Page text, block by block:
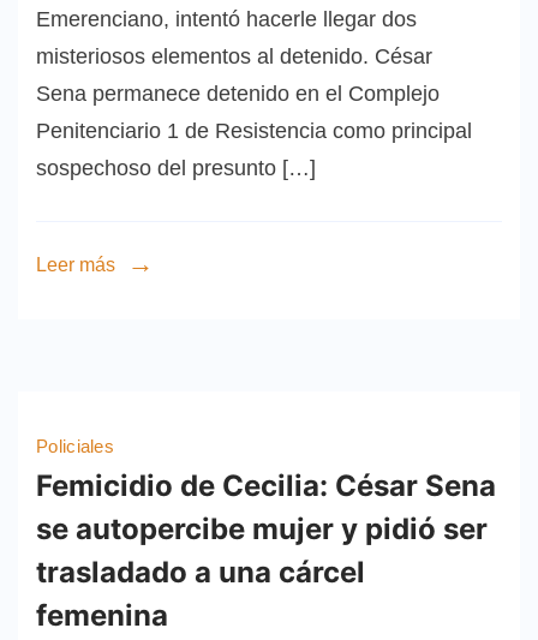
Emerenciano, intentó hacerle llegar dos
misteriosos elementos al detenido. César
Sena permanece detenido en el Complejo
Penitenciario 1 de Resistencia como principal
sospechoso del presunto […]
Leer más
Policiales
Femicidio de Cecilia: César Sena
se autopercibe mujer y pidió ser
trasladado a una cárcel
femenina